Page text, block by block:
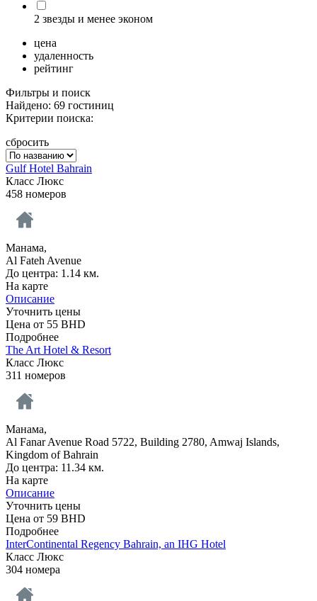
2 звезды и менее эконом
цена
удаленность
рейтинг
Фильтры и поиск
Найдено: 69 гостиниц
Критерии поиска:
сбросить
Gulf Hotel Bahrain
Класс Люкс
458 номеров
Манама,
Al Fateh Avenue
До центра: 1.14 км.
На карте
Описание
Уточнить цены
Цена от 55 BHD
Подробнее
The Art Hotel & Resort
Класс Люкс
311 номеров
Манама,
Al Fanar Avenue Road 5722, Building 2780, Amwaj Islands,
Kingdom of Bahrain
До центра: 11.34 км.
На карте
Описание
Уточнить цены
Цена от 59 BHD
Подробнее
InterContinental Regency Bahrain, an IHG Hotel
Класс Люкс
304 номера